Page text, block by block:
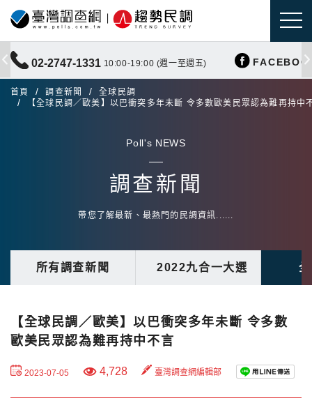
02-2747-1331 10:00-19:00 (週一至週五)
首頁 調查新聞
全球民調
【全球民調／歐美】以巴衝突多年未斷 令多數歐美民眾認為難再持中
Poll's NEWS
調查新聞
帶您了解最新、最熱門的民調資訊......
所有調查新聞 2022九合一大選
【全球民調／歐美】以巴衝突多年未斷 令多數
歐美民眾認為難再持中不言
2023-07-05 4,728 臺灣調查網編輯部